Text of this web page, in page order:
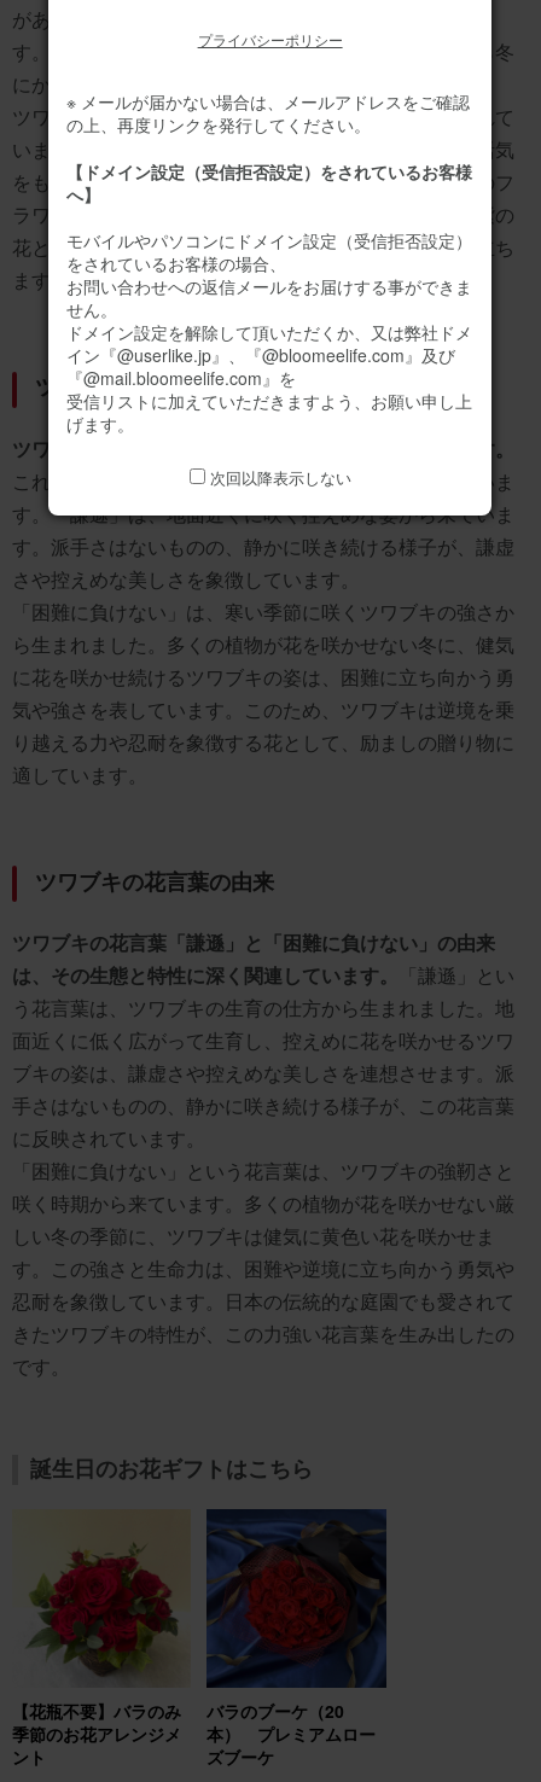
があることから「艶葉」と書き、「ツワブキ」と読みま
す。ツワブキの花は、菊に似た形をしており、晩秋から冬
にかけて咲きます。
ツワブキは、庭園や公園の地被植物として広く利用されて
います。その強靭さと黄色い花は、冬の庭に明るさと活気
をもたらします。また、切り花としても使用され、冬のフ
ラワーアレンジメントに彩りを添えます。特に、白や紫の
花と組み合わせることで、ツワブキの黄色が一層引き立ち
ます。
ツワブキの花言葉
ツワブキの花言葉は「謙遜」と「困難に負けない」です。
これらの花言葉は、ツワブキの生態と特性に由来していま
す。「謙遜」は、地面近くに咲く控えめな姿から来ていま
す。派手さはないものの、静かに咲き続ける様子が、謙虚
さや控えめな美しさを象徴しています。
「困難に負けない」は、寒い季節に咲くツワブキの強さか
ら生まれました。多くの植物が花を咲かせない冬に、健気
に花を咲かせ続けるツワブキの姿は、困難に立ち向かう勇
気や強さを表しています。このため、ツワブキは逆境を乗
り越える力や忍耐を象徴する花として、励ましの贈り物に
適しています。
ツワブキの花言葉の由来
ツワブキの花言葉「謙遜」と「困難に負けない」の由来
は、その生態と特性に深く関連しています。
「謙遜」とい
う花言葉は、ツワブキの生育の仕方から生まれました。地
面近くに低く広がって生育し、控えめに花を咲かせるツワ
ブキの姿は、謙虚さや控えめな美しさを連想させます。派
手さはないものの、静かに咲き続ける様子が、この花言葉
に反映されています。
「困難に負けない」という花言葉は、ツワブキの強靭さと
咲く時期から来ています。多くの植物が花を咲かせない厳
しい冬の季節に、ツワブキは健気に黄色い花を咲かせま
す。この強さと生命力は、困難や逆境に立ち向かう勇気や
忍耐を象徴しています。日本の伝統的な庭園でも愛されて
きたツワブキの特性が、この力強い花言葉を生み出したの
です。
誕生日のお花ギフトはこちら
【花瓶不要】バラのみ
季節のお花アレンジメ
ント
バラのブーケ（20
本） プレミアムロー
ズブーケ
プライバシーポリシー
※ メールが届かない場合は、メールアドレスをご確認
の上、再度リンクを発行してください。
【ドメイン設定（受信拒否設定）をされているお客様
へ】
モバイルやパソコンにドメイン設定（受信拒否設定）
をされているお客様の場合、
お問い合わせへの返信メールをお届けする事ができま
せん。
ドメイン設定を解除して頂いただくか、又は弊社ドメ
イン『@userlike.jp』、『@bloomeelife.com』及び
『@mail.bloomeelife.com』を
受信リストに加えていただきますよう、お願い申し上
げます。
次回以降表示しない